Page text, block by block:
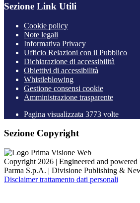
Sezione Link Utili
Cookie policy
Note legali
Informativa Privacy
Ufficio Relazioni con il Pubblico
Dichiarazione di accessibilità
Obiettivi di accessibilità
Whistleblowing
Gestione consensi cookie
Amministrazione trasparente
Pagina visualizzata 3773 volte
Sezione Copyright
Copyright 2026 | Engineered and
Parma S.p.A. | Divisione Publishing &
Disclaimer trattamento dati personali